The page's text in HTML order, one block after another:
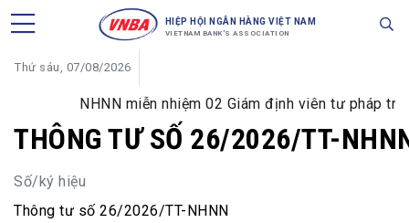
HIỆP HỘI NGÂN HÀNG VIỆT NAM
VIETNAM BANK'S ASSOCIATION
Thứ sáu, 07/08/2026
NHNN miễn nhiệm 02 Giám định viên tư pháp
THÔNG TƯ SỐ 26/2026/TT-
Số/ký hiệu
Thông tư số 26/2026/TT-NHNN